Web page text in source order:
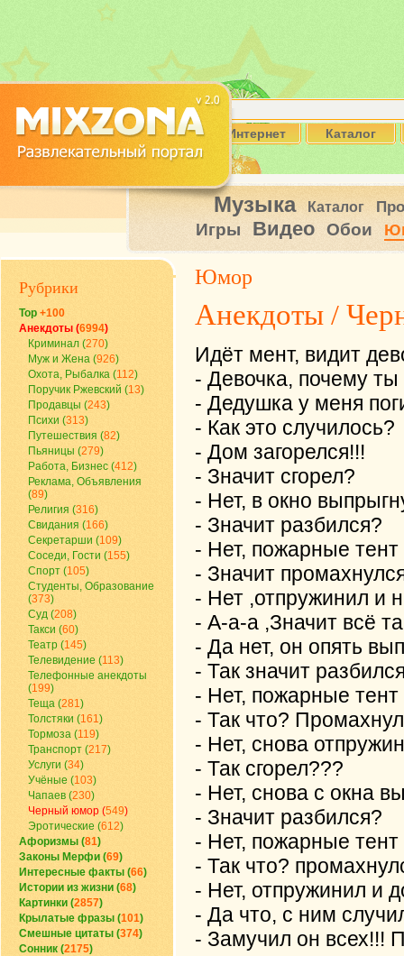
Интернет Каталог
Музыка Каталог
Игры Видео Обои
Рубрики
Top +100
Анекдоты (6994)
Криминал (270)
Муж и Жена (926)
Охота, Рыбалка (112)
Поручик Ржевский (13)
Продавцы (243)
Психи (313)
Путешествия (82)
Пьяницы (279)
Работа, Бизнес (412)
Реклама, Объявления
(89)
Религия (316)
Свидания (166)
Секретарши (109)
Соседи, Гости (155)
Спорт (105)
Студенты, Образование
(373)
Суд (208)
Такси (60)
Театр (145)
Телевидение (113)
Телефонные анекдоты
(199)
Теща (281)
Толстяки (161)
Тормоза (119)
Транспорт (217)
Услуги (34)
Учёные (103)
Чапаев (230)
Черный юмор (549)
Эротические (612)
Афоризмы (81)
Законы Мерфи (69)
Интересные факты (66)
Истории из жизни (68)
Картинки (2857)
Крылатые фразы (101)
Смешные цитаты (374)
Сонник (2175)
Юмор
Анекдоты /
Идёт мент, видит
- Девочка, почему
- Дедушка у меня
- Как это случилось?
- Дом загорелся!!!
- Значит сгорел?
- Нет, в окно
- Значит разбился?
- Нет, пожарные тент
- Значит
- Нет ,отпружинил и
- А-а-а ,Значит всё
- Да нет, он опять
- Так значит
- Нет, пожарные тент
- Так что?
- Нет, снова
- Так сгорел???
- Нет, снова с окна
- Значит разбился?
- Нет, пожарные тент
- Так что?
- Нет, отпружинил и
- Да что, с ним
- Замучил он всех!!!